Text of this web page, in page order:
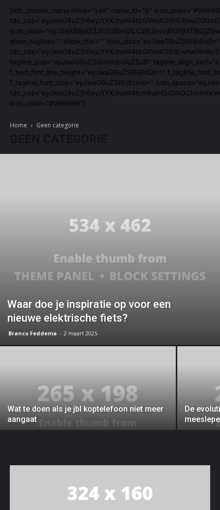
[tdb_mobile_menu inline="yes" menu_id="5"
show_tagline="" show_title="" icon_size="eyJwaG9uZSI6IjI4In0="
tagline_pos="eyJwaG9uZSI6ImlubGluZSJ9"
f_text_font_line_height="eyJwaG9uZSI6IjEifQ=="
f_tagline_font_size="eyJwaG9uZSI6IjEzIn0="
icon_color="#999999"]
Home Geen categorie
Waar doe je inspiratie op voor een
nieuwe elektrische fiets?
Branco Feddema - 2 maart 2025
Wat te doen als je jbl koptelefoon niet meer
aangaat
De